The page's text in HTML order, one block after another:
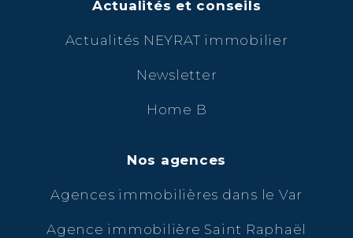
Actualités et conseils
Actualités NEYRAT immobilier
Newsletter
Home B
Nos agences
Agences immobilières dans le Var
Agence immobilière Saint Raphaël